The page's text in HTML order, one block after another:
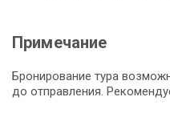
Примечание
Бронирование тура
до отправления.